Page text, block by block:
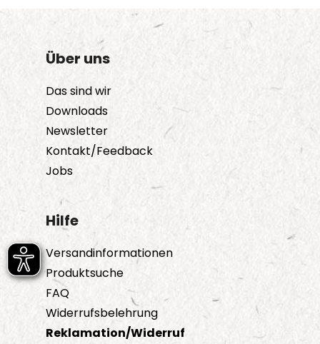
Über uns
Das sind wir
Downloads
Newsletter
Kontakt/Feedback
Jobs
Hilfe
Versandinformationen
Produktsuche
FAQ
Widerrufsbelehrung
Reklamation/Widerruf